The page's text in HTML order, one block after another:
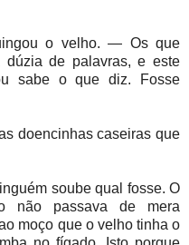
o velho. — Os que
dúzia de palavras, e este
sabe o que diz. Fosse
doencinhas caseiras que
soube qual fosse. O
não passava de mera
moço que o velho tinha o